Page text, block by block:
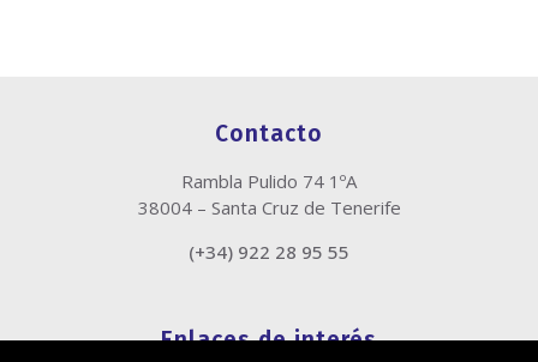
Contacto
Rambla Pulido 74 1ºA
38004 – Santa Cruz de Tenerife
(+34) 922 28 95 55
Enlaces de interés